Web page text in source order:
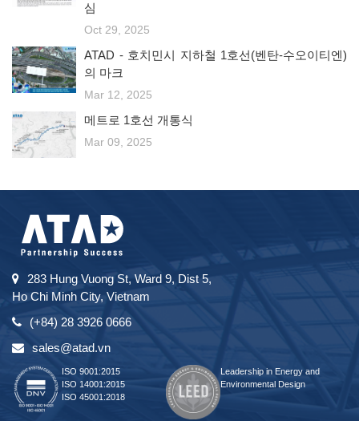
심
Oct 29, 2025
ATAD - 호치민시 지하철 1호선(벤탄-수오이티엔)
의 마크
Mar 12, 2025
메트로 1호선 개통식
Mar 09, 2025
283 Hung Vuong St, Ward 9, Dist 5,
Ho Chi Minh City, Vietnam
(+84) 28 3926 0666
sales@atad.vn
ISO 9001:2015
ISO 14001:2015
ISO 45001:2018
Leadership in Energy and
Environmental Design